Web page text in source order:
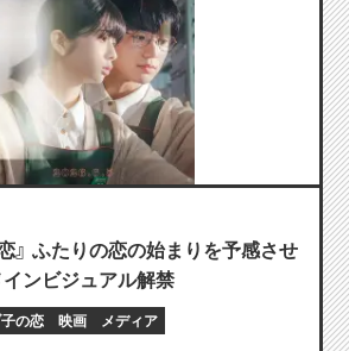
』 ふたりの恋の始まりを予感させ
ンビジュアル解禁
の恋 映画 メディア